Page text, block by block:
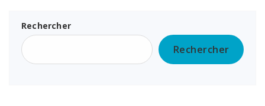
Rechercher
Rechercher